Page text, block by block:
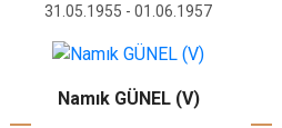
31.05.1955 - 01.06.1957
Namık GÜNEL (V)